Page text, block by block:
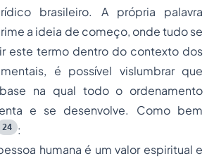
brasileiro. A própria palavra
a ideia de começo, onde tudo se
este termo dentro do contexto dos
é possível vislumbrar que
na qual todo o ordenamento
e se desenvolve. Como bem
24
:
humana é um valor espiritual e